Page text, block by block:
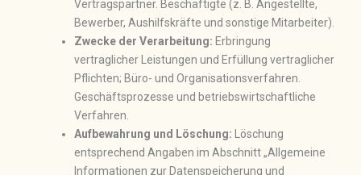
Vertragspartner. Beschäftigte (z. B. Angestellte,
Bewerber, Aushilfskräfte und sonstige Mitarbeiter).
Zwecke der Verarbeitung: Erbringung
vertraglicher Leistungen und Erfüllung vertraglicher
Pflichten; Büro- und Organisationsverfahren.
Geschäftsprozesse und betriebswirtschaftliche
Verfahren.
Aufbewahrung und Löschung: Löschung
entsprechend Angaben im Abschnitt „Allgemeine
Informationen zur Datenspeicherung und